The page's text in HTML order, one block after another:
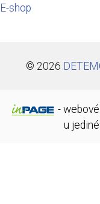
E-shop
© 2026
-
u